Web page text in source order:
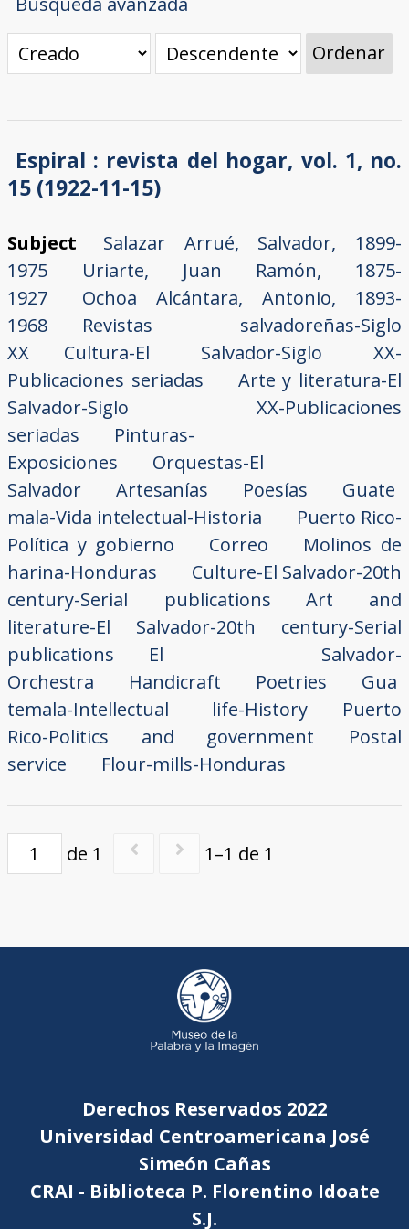
Ordenar
Espiral : revista del hogar, vol. 1, no.
15 (1922-11-15)
Subject
Salazar Arrué, Salvador, 1899-
1975
Uriarte, Juan Ramón, 1875-
1927
Ochoa Alcántara, Antonio, 1893-
1968
Revistas salvadoreñas-Siglo
XX
Cultura-El Salvador-Siglo XX-
Publicaciones seriadas
Arte y literatura-El
Salvador-Siglo XX-Publicaciones
seriadas
Pinturas-
Exposiciones
Orquestas-El
Salvador
Artesanías Poesías
Guate
mala-Vida intelectual-Historia
Puerto Rico-
Política y gobierno
Correo
Molinos de
harina-Honduras
Culture-El Salvador-20th
century-Serial publications
Art and
literature-El Salvador-20th century-Serial
publications
El Salvador-
Orchestra
Handicraft Poetries
Gua
temala-Intellectual life-History
Puerto
Rico-Politics and government
Postal
service
Flour-mills-Honduras
de 1 1–1 de 1
Derechos Reservados 2022
Universidad Centroamericana José
Simeón Cañas
CRAI - Biblioteca P. Florentino Idoate
S.J.